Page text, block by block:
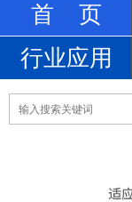
首 页
行业应用